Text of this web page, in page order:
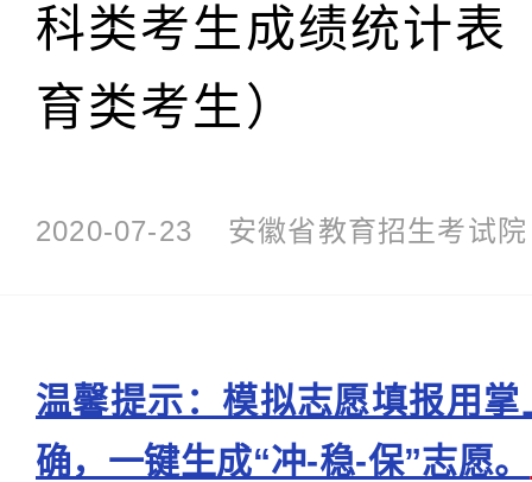
科类考生成绩统计表
育类考生）
2020-07-23 安徽省教育招生考试院
温馨提示：模拟志愿填报用
确，一键生成“冲-稳-保”志愿。